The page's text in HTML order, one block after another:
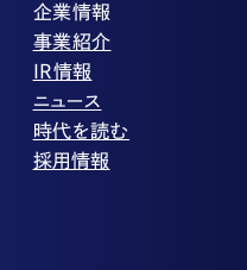
企業情報
代表メッセージ
企業理念
会社概要
役員紹介
沿革
コーポレートガバナンス
事業紹介
ストレージ事業
パートナー制度
ストレージライフ
土地権利整備事業
オフィス事業
アセット事業
IR情報
IRカレンダー
中期経営計画
事業等のリスク
ニュース
PR
IR
時代を読む
投稿一覧
採用情報